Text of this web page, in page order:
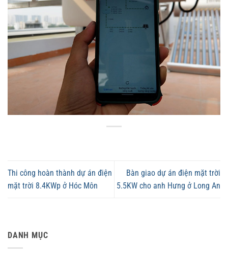
Thi công hoàn thành dự án điện
mặt trời 8.4KWp ở Hóc Môn
Bàn giao dự án điện mặt trời
5.5KW cho anh Hưng ở Long An
DANH MỤC